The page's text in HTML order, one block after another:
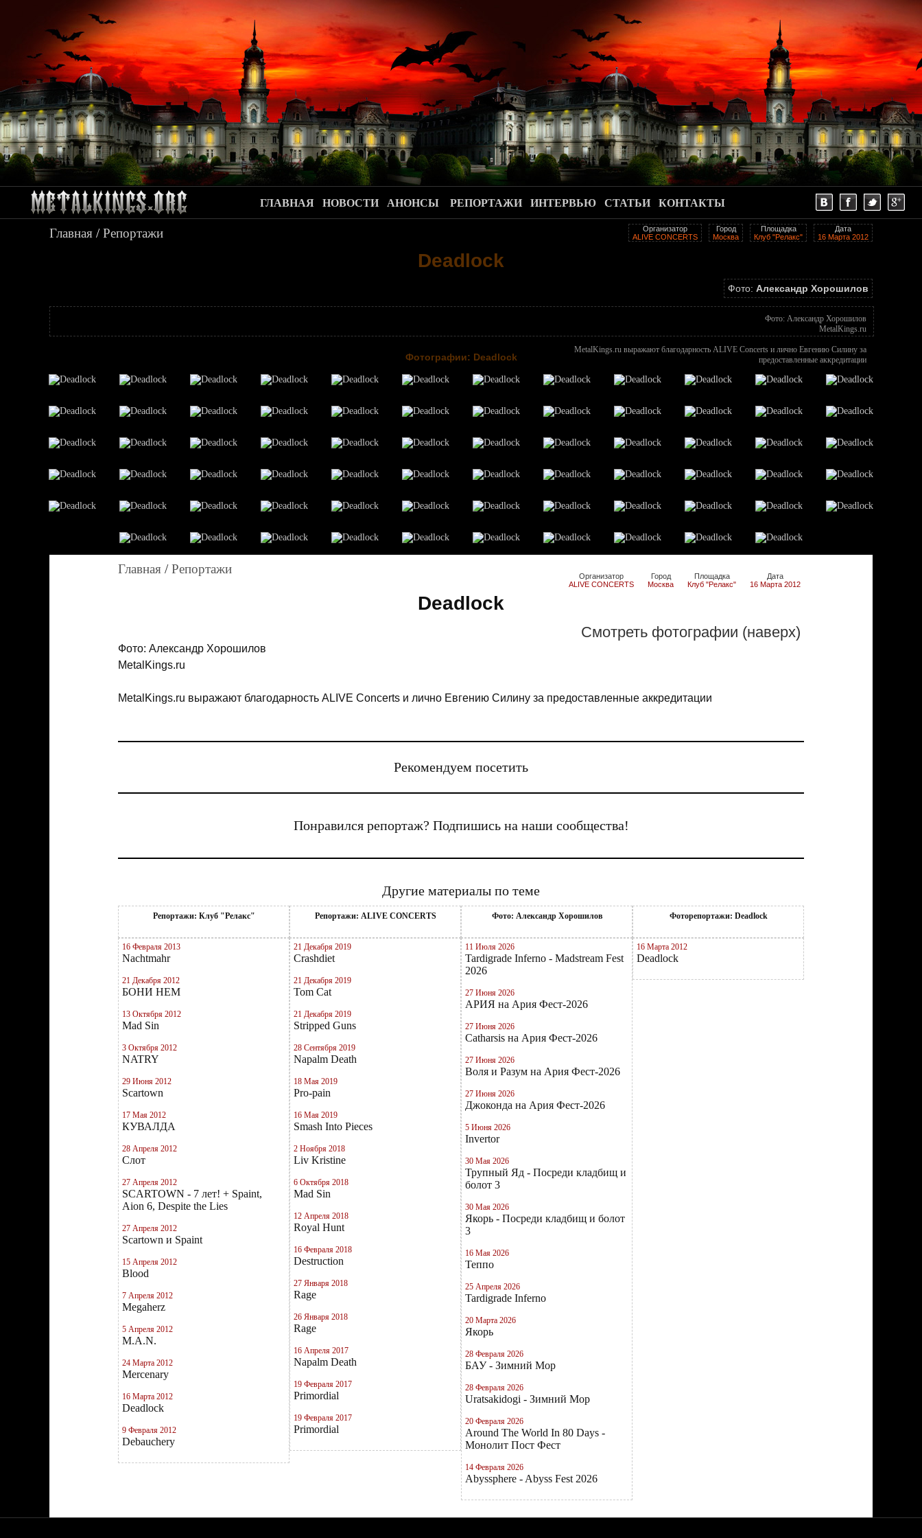
.
ГЛАВНАЯ НОВОСТИ АНОНСЫ РЕПОРТАЖИ ИНТЕРВЬЮ СТАТЬИ КОНТАКТЫ
Главная /Репортажи
Deadlock
Дата
16 Марта 2012
Площадка
Клуб "Релакс"
Город
Москва
Организатор
ALIVE CONCERTS
Фото: Александр Хорошилов
Фото: Александр Хорошилов
MetalKings.ru
MetalKings.ru выражают благодарность ALIVE Concerts и лично Евгению Силину за
предоставленные аккредитации
Фотографии: Deadlock
Главная /Репортажи
Deadlock
Дата
16 Марта 2012
Площадка
Клуб "Релакс"
Город
Москва
Организатор
ALIVE CONCERTS
Cмотреть фотографии (наверх)
Фото: Александр Хорошилов
MetalKings.ru
MetalKings.ru выражают благодарность ALIVE Concerts и лично Евгению Силину за предоставленные аккредитации
Рекомендуем посетить
Понравился репортаж? Подпишись на наши сообщества!
Другие материалы по теме
Репортажи: Клуб "Релакс"
16 Февраля 2013
Nachtmahr
21 Декабря 2012
БОНИ НЕМ
13 Октября 2012
Mad Sin
3 Октября 2012
NATRY
29 Июня 2012
Scartown
17 Мая 2012
КУВАЛДА
28 Апреля 2012
Слот
27 Апреля 2012
SCARTOWN - 7 лет! + Spaint,
Aion 6, Despite the Lies
27 Апреля 2012
Scartown и Spaint
15 Апреля 2012
Blood
7 Апреля 2012
Megaherz
5 Апреля 2012
M.A.N.
24 Марта 2012
Mercenary
16 Марта 2012
Deadlock
9 Февраля 2012
Debauchery
Репортажи: ALIVE CONCERTS
21 Декабря 2019
Crashdiet
21 Декабря 2019
Tom Cat
21 Декабря 2019
Stripped Guns
28 Сентября 2019
Napalm Death
18 Мая 2019
Pro-pain
16 Мая 2019
Smash Into Pieces
2 Ноября 2018
Liv Kristine
6 Октября 2018
Mad Sin
12 Апреля 2018
Royal Hunt
16 Февраля 2018
Destruction
27 Января 2018
Rage
26 Января 2018
Rage
16 Апреля 2017
Napalm Death
19 Февраля 2017
Primordial
19 Февраля 2017
Primordial
Фото: Александр Хорошилов
11 Июля 2026
Tardigrade Inferno - Madstream Fest
2026
27 Июня 2026
АРИЯ на Ария Фест-2026
27 Июня 2026
Catharsis на Ария Фест-2026
27 Июня 2026
Воля и Разум на Ария Фест-2026
27 Июня 2026
Джоконда на Ария Фест-2026
5 Июня 2026
Invertor
30 Мая 2026
Трупный Яд - Посреди кладбищ и
болот 3
30 Мая 2026
Якорь - Посреди кладбищ и болот
3
16 Мая 2026
Теппо
25 Апреля 2026
Tardigrade Inferno
20 Марта 2026
Якорь
28 Февраля 2026
БАУ - Зимний Мор
28 Февраля 2026
Uratsakidogi - Зимний Мор
20 Февраля 2026
Around The World In 80 Days -
Монолит Пост Фест
14 Февраля 2026
Abyssphere - Abyss Fest 2026
Фоторепортажи: Deadlock
16 Марта 2012
Deadlock